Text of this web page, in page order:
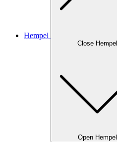
Hempel
Close Hempel
Open Hempel